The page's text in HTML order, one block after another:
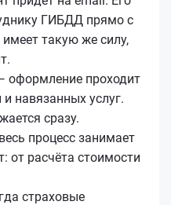
ГИБДД прямо с
такую же силу,
оформление проходит
навязанных услуг.
сразу.
процесс занимает
от расчёта стоимости
страховые